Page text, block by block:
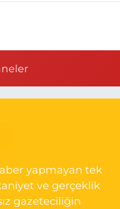
I
yapmayan tek
ve gerçeklik
gazeteciliğin